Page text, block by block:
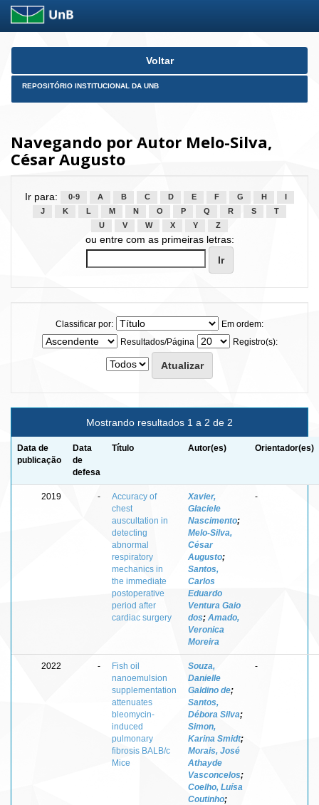
Skip
Voltar
REPOSITÓRIO INSTITUCIONAL DA UNB
Navegando por Autor Melo-Silva,
César Augusto
Ir para: 0-9 A B C D E F G H
J
K L M N O P Q R S
T
U
V W X Y Z
ou entre com as primeiras letras:
Classificar por:
Em ordem:
Resultados/Página
Registro(s):
Mostrando resultados 1 a 2 de 2
Data de
publicação
Data
de
defesa
Título Autor(es) Orientador(es)
2019 -
Accuracy of
chest
auscultation in
detecting
abnormal
respiratory
mechanics in
the immediate
postoperative
period after
cardiac surgery
Xavier,
Glaciele
Nascimento;
Melo-Silva,
César
Augusto;
Santos,
Carlos
Eduardo
Ventura Gaio
dos; Amado,
Veronica
Moreira
-
2022 -
Fish oil
nanoemulsion
supplementation
attenuates
bleomycin-
induced
pulmonary
fibrosis BALB/c
Mice
Souza,
Danielle
Galdino de;
Santos,
Débora Silva;
Simon,
Karina Smidt;
Morais, José
Athayde
Vasconcelos;
Coelho, Luísa
Coutinho;
-